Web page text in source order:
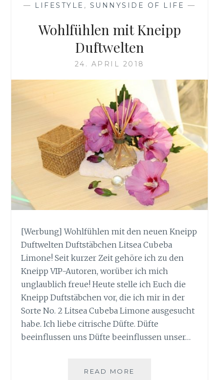
— LIFESTYLE , SUNNYSIDE OF LIFE —
Wohlfühlen mit Kneipp
Duftwelten
24. APRIL 2018
[Werbung] Wohlfühlen mit den neuen Kneipp
Duftwelten Duftstäbchen Litsea Cubeba
Limone! Seit kurzer Zeit gehöre ich zu den
Kneipp VIP-Autoren, worüber ich mich
unglaublich freue! Heute stelle ich Euch die
Kneipp Duftstäbchen vor, die ich mir in der
Sorte No. 2 Litsea Cubeba Limone ausgesucht
habe. Ich liebe citrische Düfte. Düfte
beeinflussen uns Düfte beeinflussen unser…
READ MORE